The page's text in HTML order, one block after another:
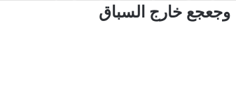
وجعجع خارج السباق